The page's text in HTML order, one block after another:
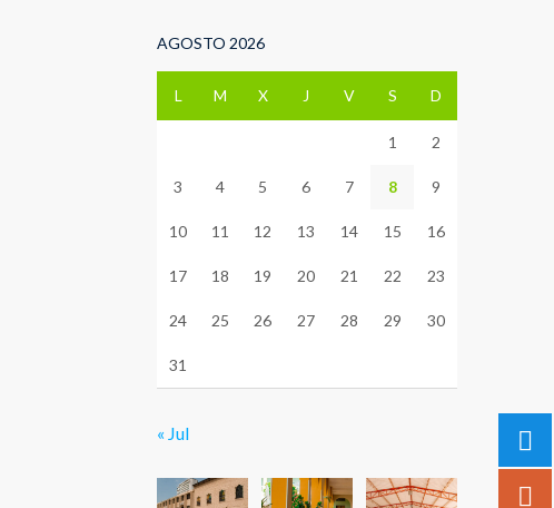
AGOSTO 2026
L M X J V S D
1 2
3 4 5 6 7 8 9
10 11 12 13 14 15 16
17 18 19 20 21 22 23
24 25 26 27 28 29 30
31
« Jul